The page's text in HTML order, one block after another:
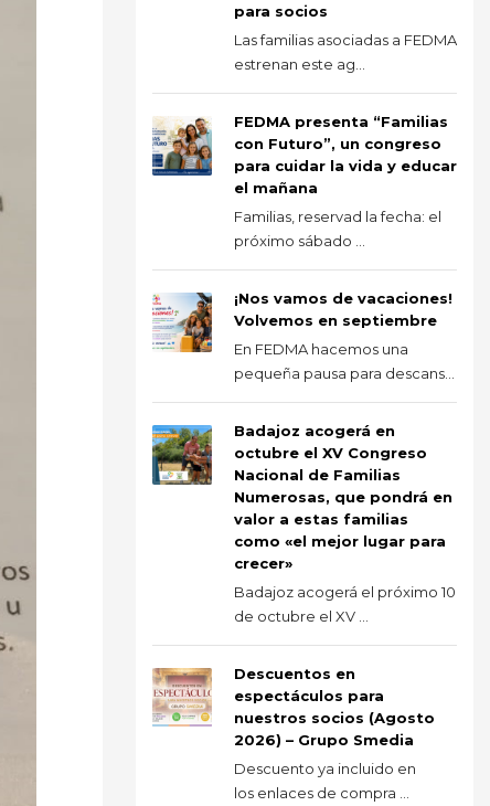
para socios
Las familias asociadas a FEDMA
estrenan este ag...
FEDMA presenta “Familias
con Futuro”, un congreso
para cuidar la vida y educar
el mañana
Familias, reservad la fecha: el
próximo sábado ...
¡Nos vamos de vacaciones!
Volvemos en septiembre
En FEDMA hacemos una
pequeña pausa para descans...
Badajoz acogerá en
octubre el XV Congreso
Nacional de Familias
Numerosas, que pondrá en
valor a estas familias
como «el mejor lugar para
crecer»
Badajoz acogerá el próximo 10
de octubre el XV ...
Descuentos en
espectáculos para
nuestros socios (Agosto
2026) – Grupo Smedia
Descuento ya incluido en
los enlaces de compra ...